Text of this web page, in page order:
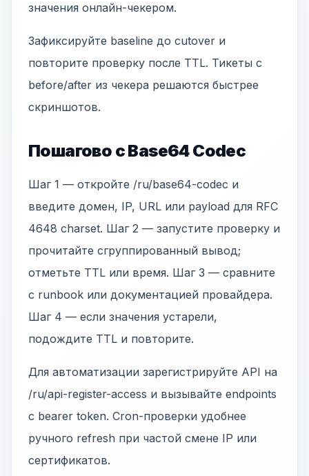
значения онлайн-чекером.
Зафиксируйте baseline до cutover и
повторите проверку после TTL. Тикеты с
before/after из чекера решаются быстрее
скриншотов.
Пошагово с Base64 Codec
Шаг 1 — откройте /ru/base64-codec и
введите домен, IP, URL или payload для RFC
4648 charset. Шаг 2 — запустите проверку и
прочитайте сгруппированный вывод;
отметьте TTL или время. Шаг 3 — сравните
с runbook или документацией провайдера.
Шаг 4 — если значения устарели,
подождите TTL и повторите.
Для автоматизации зарегистрируйте API на
/ru/api-register-access и вызывайте endpoints
с bearer token. Cron-проверки удобнее
ручного refresh при частой смене IP или
сертификатов.